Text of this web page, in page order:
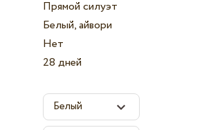
Прямой силуэт
Белый, айвори
Нет
28 дней